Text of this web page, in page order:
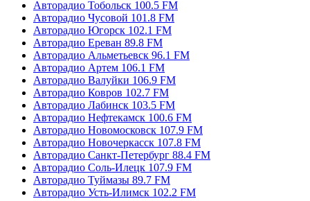
Авторадио Тобольск 100.5 FM
Авторадио Чусовой 101.8 FM
Авторадио Югорск 102.1 FM
Авторадио Ереван 89.8 FM
Авторадио Альметьевск 96.1 FM
Авторадио Артем 106.1 FM
Авторадио Валуйки 106.9 FM
Авторадио Ковров 102.7 FM
Авторадио Лабинск 103.5 FM
Авторадио Нефтекамск 100.6 FM
Авторадио Новомосковск 107.9 FM
Авторадио Новочеркасск 107.8 FM
Авторадио Санкт-Петербург 88.4 FM
Авторадио Соль-Илецк 107.9 FM
Авторадио Туймазы 89.7 FM
Авторадио Усть-Илимск 102.2 FM